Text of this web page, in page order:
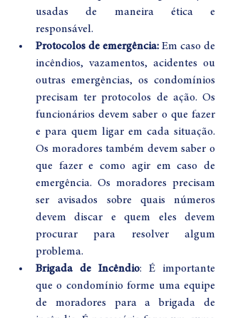
usadas de maneira ética e
responsável.
Protocolos de emergência: Em caso de
incêndios, vazamentos, acidentes ou
outras emergências, os condomínios
precisam ter protocolos de ação. Os
funcionários devem saber o que fazer
e para quem ligar em cada situação.
Os moradores também devem saber o
que fazer e como agir em caso de
emergência. Os moradores precisam
ser avisados sobre quais números
devem discar e quem eles devem
procurar para resolver algum
problema.
Brigada de Incêndio: É importante
que o condomínio forme uma equipe
de moradores para a brigada de